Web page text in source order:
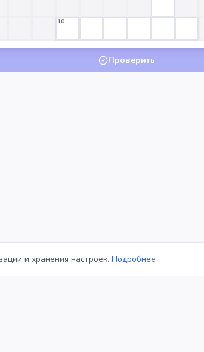
10
Проверить
и хранения настроек. Подробнее